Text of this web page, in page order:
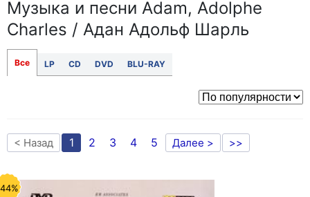
Музыка и песни Adam, Adolphe
Charles / Адан Адольф Шарль
Все LP CD DVD BLU-RAY
< Назад 1 2 3 4 5 Далее > >>